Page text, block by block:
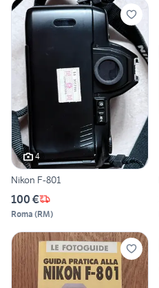
4
Nikon F-801
100 €
Roma (RM)